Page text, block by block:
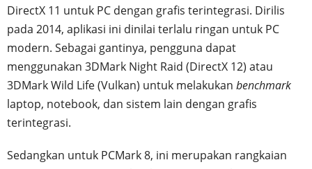
DirectX 11 untuk PC dengan grafis terintegrasi. Dirilis
pada 2014, aplikasi ini dinilai terlalu ringan untuk PC
modern. Sebagai gantinya, pengguna dapat
menggunakan 3DMark Night Raid (DirectX 12) atau
3DMark Wild Life (Vulkan) untuk melakukan benchmark
laptop, notebook, dan sistem lain dengan grafis
terintegrasi.
Sedangkan untuk PCMark 8, ini merupakan rangkaian